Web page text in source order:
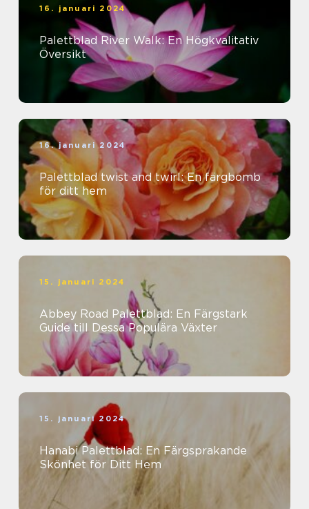
16. januari 2024
Palettblad River Walk: En Högkvalitativ
Översikt
16. januari 2024
Palettblad twist and twirl: En färgbomb
för ditt hem
15. januari 2024
Abbey Road Palettblad: En Färgstark
Guide till Dessa Populära Växter
15. januari 2024
Hanabi Palettblad: En Färgsprakande
Skönhet för Ditt Hem